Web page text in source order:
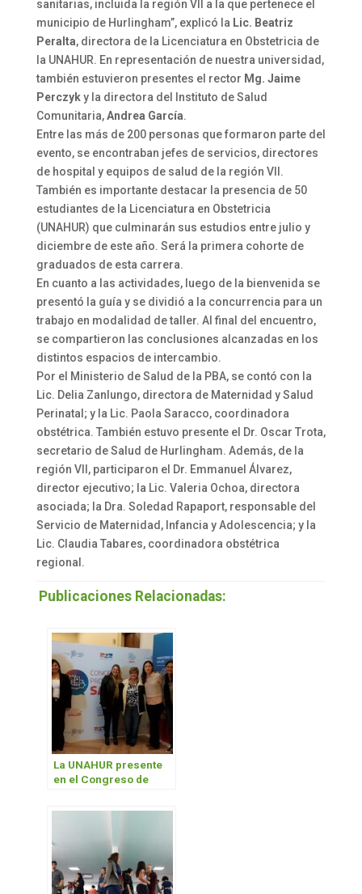
sanitarias, incluida la región VII a la que pertenece el
municipio de Hurlingham”, explicó la Lic. Beatriz
Peralta, directora de la Licenciatura en Obstetricia de
la UNAHUR. En representación de nuestra universidad,
también estuvieron presentes el rector Mg. Jaime
Perczyky la directora del Instituto de Salud
Comunitaria,Andrea García.
Entre las más de 200 personas que formaron parte del
evento, se encontraban jefes de servicios, directores
de hospital y equipos de salud de la región VII.
También es importante destacar la presencia de 50
estudiantes de la Licenciatura en Obstetricia
(UNAHUR) que culminarán sus estudios entre julio y
diciembre de este año. Será la primera cohorte de
graduados de esta carrera.
En cuanto a las actividades, luego de la bienvenida se
presentó la guía y se dividió a la concurrencia para un
trabajo en modalidad de taller. Al final del encuentro,
se compartieron las conclusiones alcanzadas en los
distintos espacios de intercambio.
Por el Ministerio de Salud de la PBA, se contó con la
Lic. Delia Zanlungo, directora de Maternidad y Salud
Perinatal; y la Lic. Paola Saracco, coordinadora
obstétrica. También estuvo presente el Dr. Oscar Trota,
secretario de Salud de Hurlingham. Además, de la
región VII, participaron el Dr. Emmanuel Álvarez,
director ejecutivo; la Lic. Valeria Ochoa, directora
asociada; la Dra. Soledad Rapaport, responsable del
Servicio de Maternidad, Infancia y Adolescencia; y la
Lic. Claudia Tabares, coordinadora obstétrica
regional.
Publicaciones Relacionadas:
La UNAHUR presente
en el Congreso de
2025